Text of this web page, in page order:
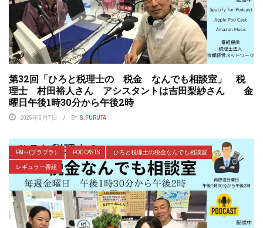
第32回「ひろと税理士の 税金 なんでも相談室」 税
理士 村田裕人さん アシスタントは吉田梨紗さん 金
曜日午後1時30分から午後2時
2025年5月7日 BY S.FURUTA
FM++(プラプラ） POD CASTS
ひろと税理士の税金なんでも相談室
レギュラー番組